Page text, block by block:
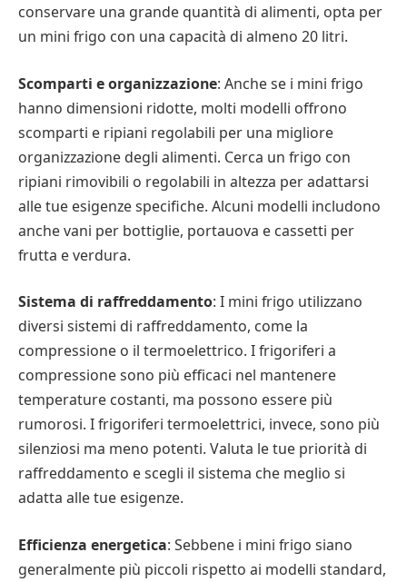
conservare una grande quantità di alimenti, opta per
un mini frigo con una capacità di almeno 20 litri.
Scomparti e organizzazione: Anche se i mini frigo
hanno dimensioni ridotte, molti modelli offrono
scomparti e ripiani regolabili per una migliore
organizzazione degli alimenti. Cerca un frigo con
ripiani rimovibili o regolabili in altezza per adattarsi
alle tue esigenze specifiche. Alcuni modelli includono
anche vani per bottiglie, portauova e cassetti per
frutta e verdura.
Sistema di raffreddamento: I mini frigo utilizzano
diversi sistemi di raffreddamento, come la
compressione o il termoelettrico. I frigoriferi a
compressione sono più efficaci nel mantenere
temperature costanti, ma possono essere più
rumorosi. I frigoriferi termoelettrici, invece, sono più
silenziosi ma meno potenti. Valuta le tue priorità di
raffreddamento e scegli il sistema che meglio si
adatta alle tue esigenze.
Efficienza energetica: Sebbene i mini frigo siano
generalmente più piccoli rispetto ai modelli standard,